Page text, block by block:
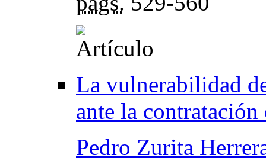
La vulnerabilidad
ante la
Pedro Zurita